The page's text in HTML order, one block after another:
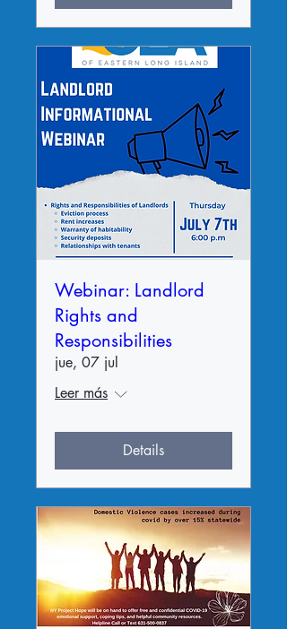
Webinar: Landlord
Rights and
Responsibilities
jue, 07 jul
Leer más
Details